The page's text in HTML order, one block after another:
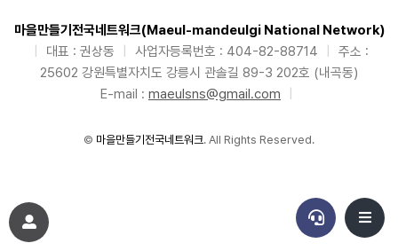
마을만들기전국네트워크(Maeul-mandeulgi National Network)
대표 : 권상동 사업자등록번호 : 404-82-88714
주소 :
25602 강원특별자치도 강릉시 관솔길 89-3 202호 (내곡동)
E-mail : maeulsns@gmail.com
© 마을만들기전국네트워크. All Rights Reserved.